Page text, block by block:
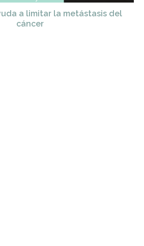
a limitar la metástasis del
cáncer